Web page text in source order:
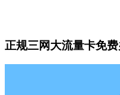
正规三网大流量卡免